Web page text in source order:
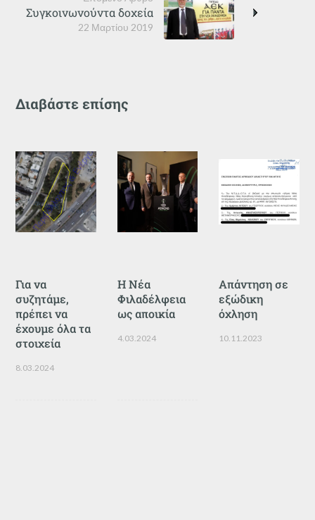
22 Μαρτίου 2019
Συγκοινωνούντα δοχεία
Διαβάστε επίσης
Για να
συζητάμε,
πρέπει να
έχουμε όλα τα
στοιχεία
8.03.2024
Η Νέα
Φιλαδέλφεια
ως αποικία
4.03.2024
Απάντηση σε
εξώδικη
όχληση
10.11.2023